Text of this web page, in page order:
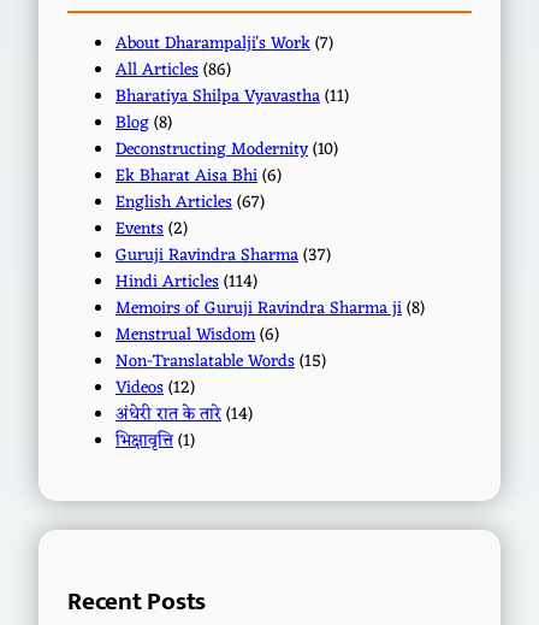
About Dharampalji's Work(7)
All Articles(86)
Bharatiya Shilpa Vyavastha(11)
Blog(8)
Deconstructing Modernity(10)
Ek Bharat Aisa Bhi(6)
English Articles(67)
Events(2)
Guruji Ravindra Sharma(37)
Hindi Articles(114)
Memoirs of Guruji Ravindra Sharma ji(8)
Menstrual Wisdom(6)
Non-Translatable Words(15)
Videos(12)
अंधेरी रात के तारे(14)
भिक्षावृत्ति(1)
Recent Posts